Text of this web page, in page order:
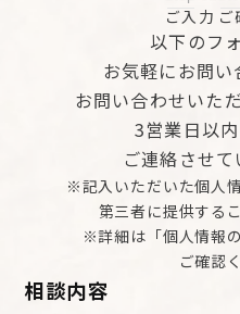
ご入力 ご
以下のフ
お気軽にお問い
お問い合わせいた
3営業日以
ご連絡させて
※記入いただいた個人
第三者に提供する
※詳細は「個人情報
ご確認
相談内容